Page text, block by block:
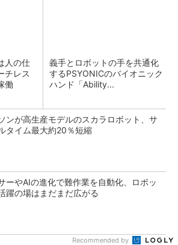
人の仕
チレス
働
義手とロボットの手を共通化
するPSYONICのバイオニック
ハンド「Ability...
ンが高生産モデルのスカラロボット、サ
タイム最大約20％短縮
ーやAIの進化で難作業を自動化、ロボッ
躍の場はまだまだ広がる
Recommended by